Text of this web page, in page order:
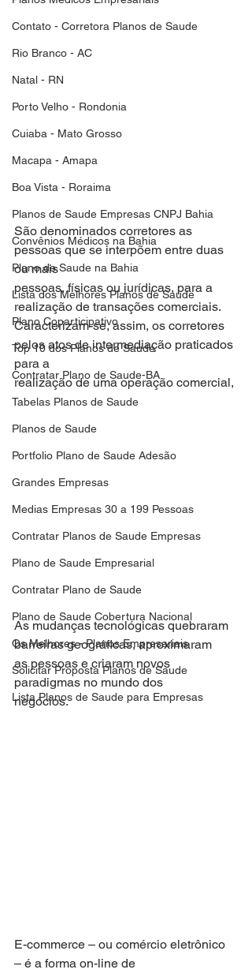
Contato - Corretora Planos de Saude
Rio Branco - AC
Natal - RN
Porto Velho - Rondonia
Cuiaba - Mato Grosso
Macapa - Amapa
Boa Vista - Roraima
Planos de Saude Empresas CNPJ Bahia
Convênios Médicos na Bahia
Plano de Saude na Bahia
Lista dos Melhores Planos de Saude
Plano Coparticipativo
Top 10 dos Planos de Saude
Contratar Plano de Saude-BA
Tabelas Planos de Saude
Planos de Saude
Portfolio Plano de Saude Adesão
Grandes Empresas
Medias Empresas 30 a 199 Pessoas
Contratar Planos de Saude Empresas
Plano de Saude Empresarial
Contratar Plano de Saude
Plano de Saude Cobertura Nacional
Os Melhores - Planos Empresariais
Solicitar Proposta Planos de Saude
Lista Planos de Saude para Empresas
São denominados corretores as
pessoas que se interpõem entre duas
ou mais
pessoas, físicas ou jurídicas, para a
realização de transações comerciais.
Caracterizam-se, assim, os corretores
pelos atos de intermediação praticados
para a
realização de uma operação comercial,
As mudanças tecnológicas quebraram
barreiras geográficas, aproximaram
as pessoas e criaram novos
paradigmas no mundo dos
negócios.
E-commerce – ou comércio eletrônico
– é a forma on-line de